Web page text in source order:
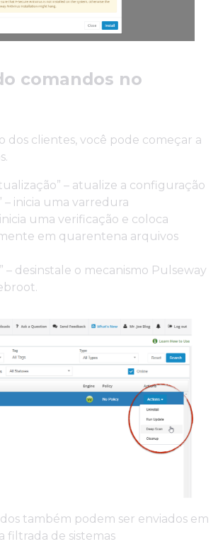
comandos no
dos clientes, você pode começar a
– atualize a configuração
– inicia uma varredura
inicia uma verificação e coloca
em quarentena arquivos
– desinstale o mecanismo Pulseway
também podem ser enviados em
filtrada de sistemas